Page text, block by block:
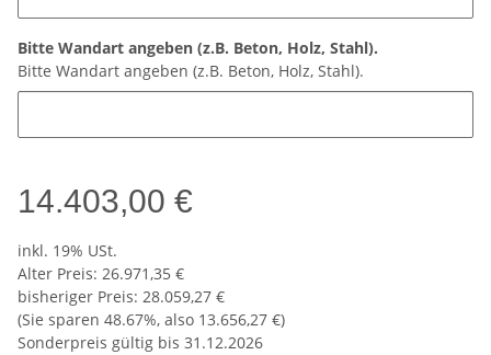
Bitte Wandart angeben (z.B. Beton, Holz, Stahl).
Bitte Wandart angeben (z.B. Beton, Holz, Stahl).
14.403,00 €
inkl. 19% USt.
Alter Preis: 26.971,35 €
bisheriger Preis: 28.059,27 €
(Sie sparen 48.67%, also 13.656,27 €)
Sonderpreis gültig bis 31.12.2026